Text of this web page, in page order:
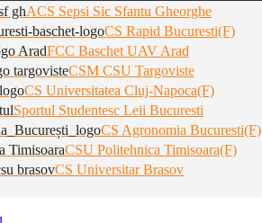
ACS Sepsi Sic Sfantu Gheorghe
CS Rapid Bucuresti(F)
FCC Baschet UAV Arad
CSM CSU Targoviste
CS Universitatea Cluj-Napoca(F)
Sportul Studentesc Leii Bucuresti
CS Agronomia Bucuresti(F)
CSU Politehnica Timisoara(F)
CS Universitar Brasov